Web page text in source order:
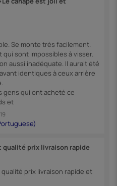
Se monte très facilement.
qui sont impossibles à visser.
aussi inadéquate. Il aurait été
identiques à ceux arrière
gens qui ont acheté ce
et
qualité prix livraison rapide
prix livraison rapide et